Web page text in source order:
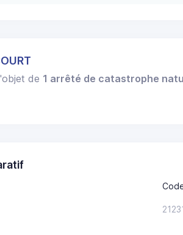
de 1 arrêté de catastrophe